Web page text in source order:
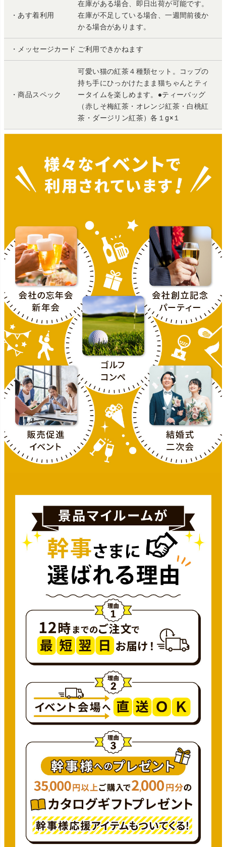
・あす着利用
在庫がある場合、即日出荷が可能です。
在庫が不足している場合、一週間前後か
かる場合があります。
・メッセージカード ご利用できかねます
・商品スペック
可愛い猫の紅茶４種類セット。コップの
持ち手にひっかけたまま猫ちゃんとティ
ータイムを楽しめます。●ティーバッグ
（赤しそ梅紅茶・オレンジ紅茶・白桃紅
茶・ダージリン紅茶）各１g×１